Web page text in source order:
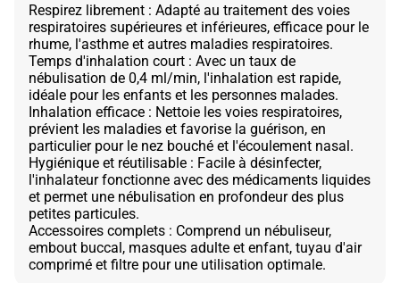
Respirez librement : Adapté au traitement des voies
respiratoires supérieures et inférieures, efficace pour le
rhume, l'asthme et autres maladies respiratoires.
Temps d'inhalation court : Avec un taux de
nébulisation de 0,4 ml/min, l'inhalation est rapide,
idéale pour les enfants et les personnes malades.
Inhalation efficace : Nettoie les voies respiratoires,
prévient les maladies et favorise la guérison, en
particulier pour le nez bouché et l'écoulement nasal.
Hygiénique et réutilisable : Facile à désinfecter,
l'inhalateur fonctionne avec des médicaments liquides
et permet une nébulisation en profondeur des plus
petites particules.
Accessoires complets : Comprend un nébuliseur,
embout buccal, masques adulte et enfant, tuyau d'air